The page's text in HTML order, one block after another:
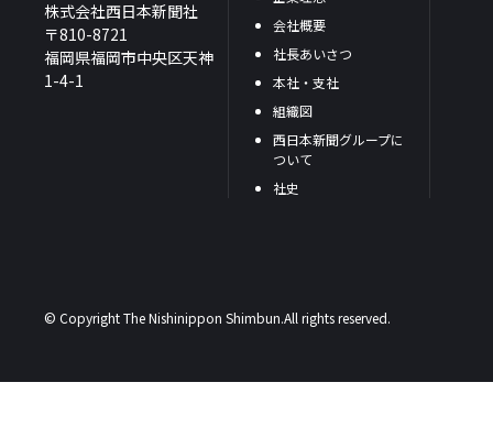
株式会社西日本新聞社
〒810-8721
福岡県福岡市中央区天神
1-4-1
会社概要
社長あいさつ
本社・支社
組織図
西日本新聞グループに
ついて
社史
© Copyright The Nishinippon Shimbun.All rights reserved.